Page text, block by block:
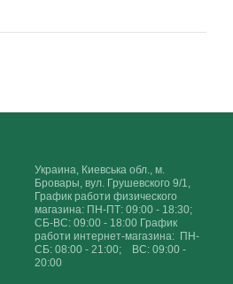
Украина, Киевська обл., м.
Бровары, вул. Грушевского 9/1,
График работи физического
магазина: ПН-ПТ: 09:00 - 18:30;
СБ-ВС: 09:00 - 18:00 График
работи интернет-магазина: ПН-
СБ: 08:00 - 21:00; ВС: 09:00 -
20:00